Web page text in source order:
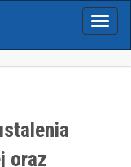
Menu
oraz